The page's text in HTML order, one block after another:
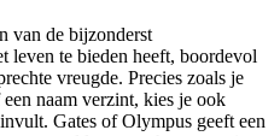
van de bijzonderst
leven te bieden heeft, boordevol
vreugde. Precies zoals je
naam verzint, kies je ook
Gates of Olympus geeft een